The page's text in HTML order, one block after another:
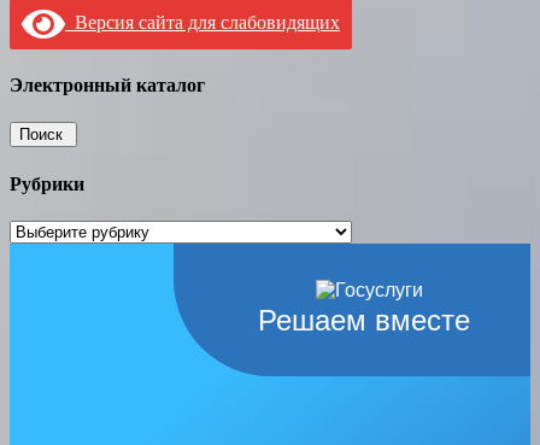
Версия сайта для слабовидящих
Электронный каталог
Рубрики
Рубрики
Решаем вместе